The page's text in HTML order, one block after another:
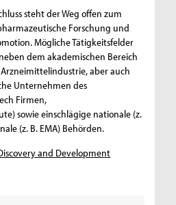
steht der Weg offen zum
Forschung und
Mögliche Tätigkeitsfelder
dem akademischen Bereich
aber auch
Unternehmen des
Firmen,
sowie einschlägige nationale (z.
(z. B. EMA) Behörden.
and Development